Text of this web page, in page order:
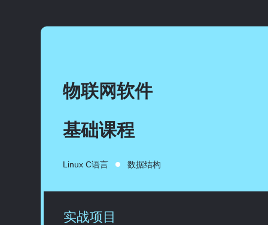
物联网软件
基础课程
Linux C语言 数据结构
实战项目